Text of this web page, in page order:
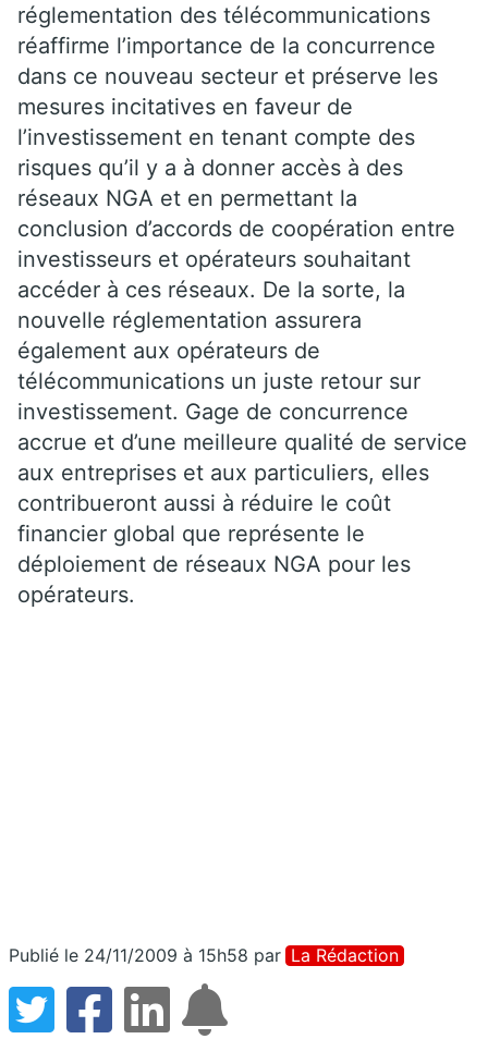
réglementation des télécommunications
réaffirme l’importance de la concurrence
dans ce nouveau secteur et préserve les
mesures incitatives en faveur de
l’investissement en tenant compte des
risques qu’il y a à donner accès à des
réseaux NGA et en permettant la
conclusion d’accords de coopération entre
investisseurs et opérateurs souhaitant
accéder à ces réseaux. De la sorte, la
nouvelle réglementation assurera
également aux opérateurs de
télécommunications un juste retour sur
investissement. Gage de concurrence
accrue et d’une meilleure qualité de service
aux entreprises et aux particuliers, elles
contribueront aussi à réduire le coût
financier global que représente le
déploiement de réseaux NGA pour les
opérateurs.
Publié le 24/11/2009 à 15h58 par La Rédaction